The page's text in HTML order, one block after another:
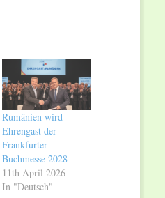
Rumänien wird
Ehrengast der
Frankfurter
Buchmesse 2028
11th April 2026
In "Deutsch"